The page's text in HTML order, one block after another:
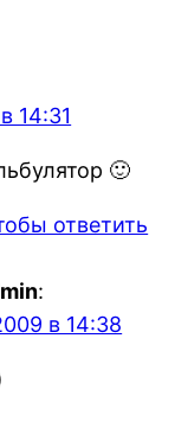
14:31
🙂
ответить
:
в 14:38